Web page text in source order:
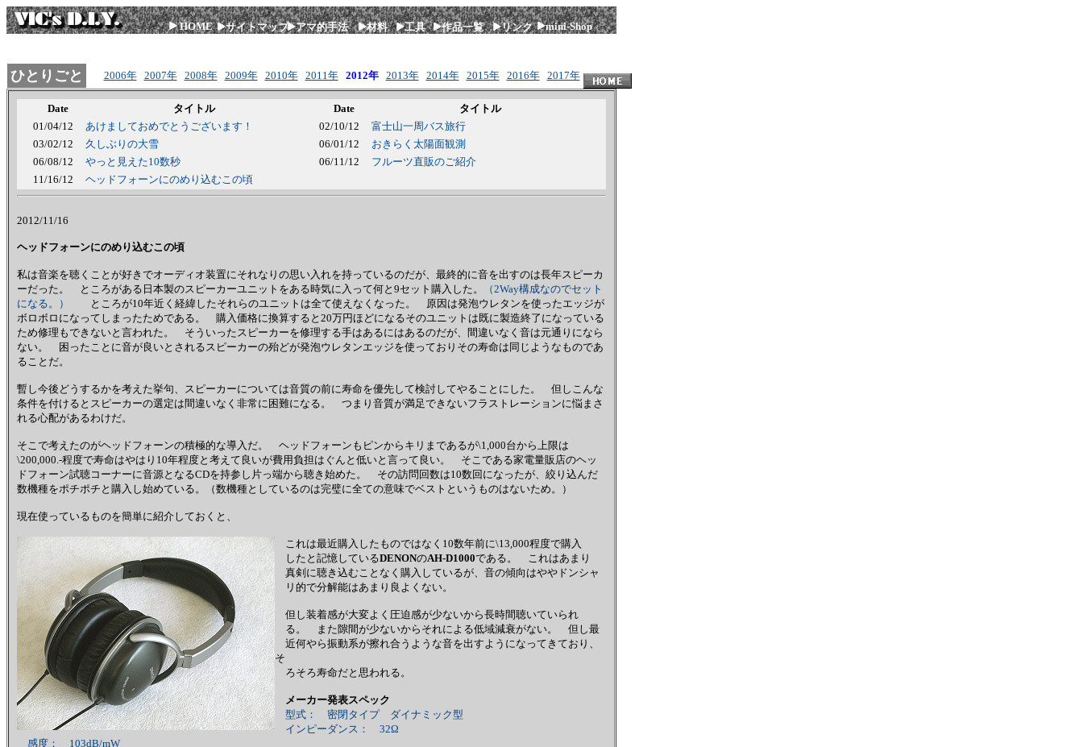
HOME サイトマップ アマ的手法 材料 工具 作品一覧 リンク mini-Shop
ひとりごと 2006年 2007年 2008年 2009年 2010年 2011年 2012年 2013年 2014年 2015年 2016年 2017年
Date タイトル Date
タイトル
01/04/12
あけましておめでとうございます！ 02/10/12
富士山一周バス旅行
03/02/12
久しぶりの大雪 06/01/12
おきらく太陽面観測
06/08/12
やっと見えた10数秒 06/11/12
フルーツ直販のご紹介
11/16/12
ヘッドフォーンにのめり込むこの頃
2012/11/16
ヘッドフォーンにのめり込むこの頃
私は音楽を聴くことが好きでオーディオ装置にそれなりの思い入れを持っているのだが、最終的に音を出すのは長年スピーカ
ーだった。 ところがある日本製のスピーカーユニットをある時気に入って何と9セット購入した。
（2Way構成なのでセット
になる。）
ところが10年近く経緯したそれらのユニットは全て使えなくなった。 原因は発泡ウレタンを使ったエッジが
ボロボロになってしまったためである。 購入価格に換算すると20万円ほどになるそのユニットは既に製造終了になっている
ため修理もできないと言われた。 そういったスピーカーを修理する手はあるにはあるのだが、間違いなく音は元通りになら
ない。 困ったことに音が良いとされるスピーカーの殆どが発泡ウレタンエッジを使っておりその寿命は同じようなものであ
ることだ。
暫し今後どうするかを考えた挙句、スピーカーについては音質の前に寿命を優先して検討してやることにした。 但しこんな
条件を付けるとスピーカーの選定は間違いなく非常に困難になる。 つまり音質が満足できないフラストレーションに悩まさ
れる心配があるわけだ。
そこで考えたのがヘッドフォーンの積極的な導入だ。 ヘッドフォーンもピンからキリまであるが\1,000台から上限は
\200,000.-程度で寿命はやはり10年程度と考えて良いが費用負担はぐんと低いと言って良い。 そこである家電量販店のヘッ
ドフォーン試聴コーナーに音源となるCDを持参し片っ端から聴き始めた。 その訪問回数は10数回になったが、絞り込んだ
数機種をポチポチと購入し始めている。（数機種としているのは完璧に全ての意味でベストというものはないため。）
現在使っているものを簡単に紹介しておくと、
これは最近購入したものではなく10数年前に\13,000程度で購入
したと記憶しているDENONのAH-D1000である。 これはあまり
真剣に聴き込むことなく購入しているが、音の傾向はややドンシャ
リ的で分解能はあまり良よくない。
但し装着感が大変よく圧迫感が少ないから長時間聴いていられ
る。 また隙間が少ないからそれによる低域減衰がない。 但し最
近何やら振動系が擦れ合うような音を出すようになってきており、
そ
ろそろ寿命だと思われる。
メーカー発表スペック
型式： 密閉タイプ ダイナミック型
インピーダンス： 32Ω
感度： 103dB/mW